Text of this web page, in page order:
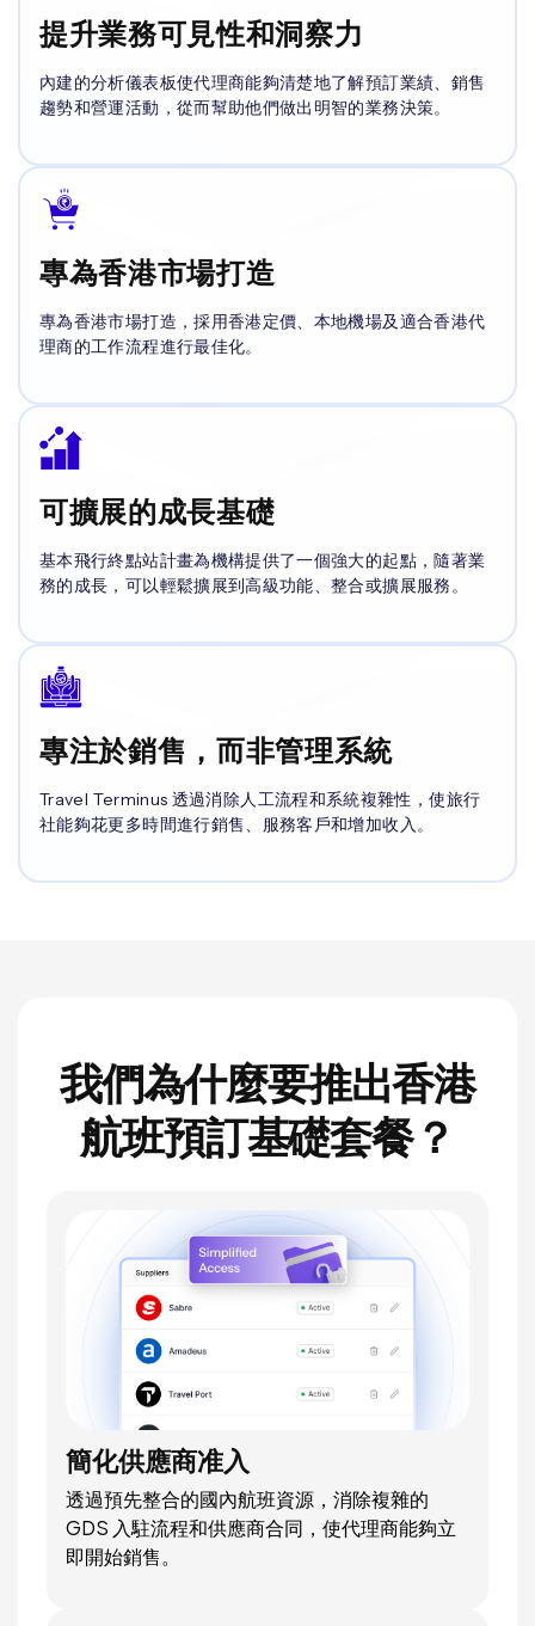
提升業務可見性和洞察力
內建的分析儀表板使代理商能夠清楚地了解預訂業績、銷售
趨勢和營運活動，從而幫助他們做出明智的業務決策。
專為香港市場打造
專為香港市場打造，採用香港定價、本地機場及適合香港代
理商的工作流程進行最佳化。
可擴展的成長基礎
基本飛行終點站計畫為機構提供了一個強大的起點，隨著業
務的成長，可以輕鬆擴展到高級功能、整合或擴展服務。
專注於銷售，而非管理系統
Travel Terminus 透過消除人工流程和系統複雜性，使旅行
社能夠花更多時間進行銷售、服務客戶和增加收入。
我們為什麼要推出香港
航班預訂基礎套餐？
簡化供應商准入
透過預先整合的國內航班資源，消除複雜的
GDS 入駐流程和供應商合同，使代理商能夠立
即開始銷售。